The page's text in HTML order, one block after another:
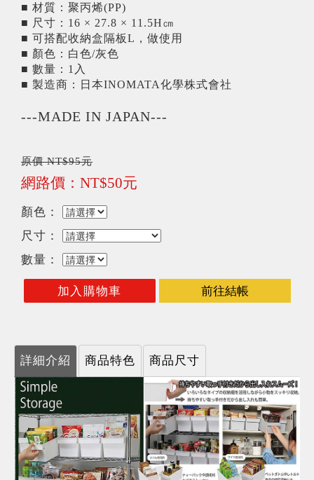
■ 材質：聚丙烯(PP)
■ 尺寸：16 × 27.8 × 11.5H㎝
■ 可搭配收納盒隔板L，做使用
■ 顏色：白色/灰色
■ 數量：1入
■ 製造商：日本INOMATA化學株式會社
---MADE IN JAPAN---
原價 NT$95元
網路價：NT$50元
顏色：
尺寸：
數量：
加入購物車 前往結帳
詳細介紹 商品特色 商品尺寸